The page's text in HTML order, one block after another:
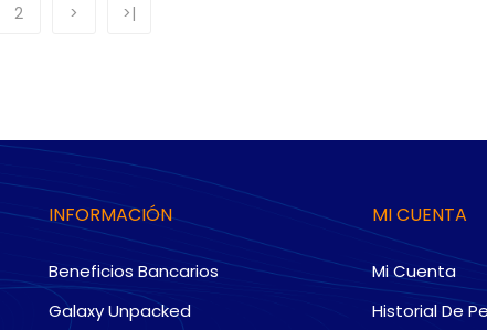
2 > >|
INFORMACIÓN
Beneficios Bancarios
Galaxy Unpacked
MI CUENTA
Mi Cuenta
Historial De